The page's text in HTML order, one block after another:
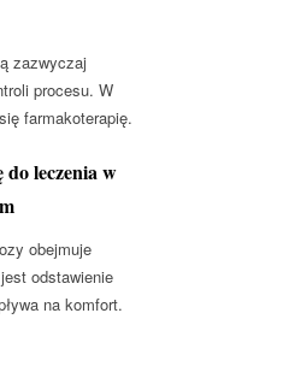
zazwyczaj
procesu. W
farmakoterapię.
do leczenia w
obejmuje
odstawienie
na komfort.